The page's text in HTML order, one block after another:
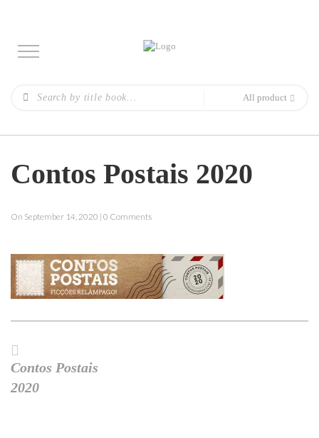
All product
Contos Postais 2020
On September 14, 2020 | 0 Comments
Contos Postais
2020